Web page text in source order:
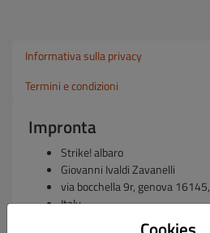
Informativa sulla privacy
Termini e condizioni
Impronta
Strike! albaro
Giovanni Ivaldi Zavanelli
via bocchella 9r, genova 16145,
Italy